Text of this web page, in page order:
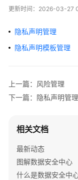
动
品
计
明
快
速
入
更新时间： 2026-03-27
隐私声明管理
隐私声明模板管理
上一篇：风险管理
下一篇：隐私声明管理
相关文档
最新动态
图解数据安全中心
什么是数据安全中